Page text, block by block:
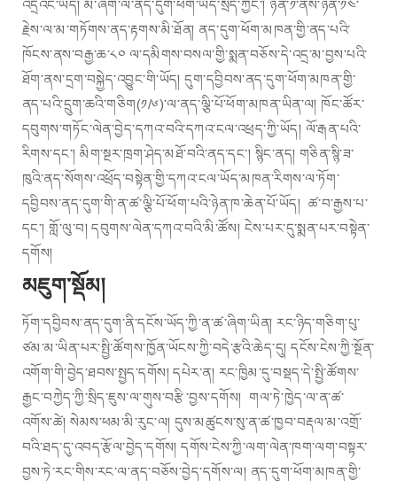
འདྲའང་ཡོད། མི་ཞིག་ལ་ནད་དུག་ཕོག་ཡོད་སྲིད་ཀྱང་། ཉིན་༡་ནས་ཉིན་༡༤་
རྗེས་ལ་མ་གཏོགས་ནད་རྟགས་མི་ཐོན། ནད་དུག་ཕོག་མཁན་གྱི་ནད་པའི་
ཁོངས་ནས་བརྒྱ་ཆ་༨༠ ལ་དམིགས་བསལ་གྱི་སྨན་བཅོས་དེ་འདྲ་མ་བྱས་པའི་
ཐོག་ནས་དྲག་བསྐྱེད་འབྱུང་གི་ཡོད། དུག་དབྱིབས་ནད་དུག་ཕོག་མཁན་གྱི་
ནད་པའི་དྲུག་ཆའི་གཅིག(༡/༦)་ལ་ནད་ལྕི་པོ་ཕོག་མཁན་ཡིན་ལ། ཁོང་ཚོར་
དབུགས་གཏོང་ལེན་བྱེད་དཀའ་བའི་དཀའ་ངལ་འཕྲད་ཀྱི་ཡོད། ལོ་རྒན་པའི་
རིགས་དང་། མིག་སྔར་ཁྲག་ཤེད་མཐོ་བའི་ནད་དང་། སྙིང་ནད། གཅིན་སྙི་ཟ་
ཁུའི་ནད་སོགས་འཕྲོད་བསྟེན་གྱི་དཀའ་ངལ་ཡོད་མཁན་རིགས་ལ་ཏོག་
དབྱིབས་ནད་དུག་གི་ན་ཚ་ལྕི་པོ་ཕོག་པའི་ཉེན་ཁ་ཆེན་པོ་ཡོད། ཚ་བ་རྒྱས་པ་
དང་། གློ་ལུ་བ། དབུགས་ལེན་དཀའ་བའི་མི་ཚོས། ངེས་པར་དུ་སྨན་པར་བསྟེན་
དགོས།
མཇུག་སྡོམ།
ཏོག་དབྱིབས་ནད་དུག་ནི་དངོས་ཡོད་ཀྱི་ན་ཚ་ཞིག་ཡིན། རང་ཉིད་གཅིག་པུ་
ཙམ་མ་ཡིན་པར་སྤྱི་ཚོགས་ཁྱོན་ཡོངས་ཀྱི་བདེ་རྩའི་ཆེད་དུ། དངོས་ངེས་ཀྱི་སྔོན་
འགོག་གི་བྱེད་ཐབས་སྤྱད་དགོས། དཔེར་ན། རང་ཁྱིམ་དུ་བསྡད་དེ་སྤྱི་ཚོགས་
རྒྱང་བཀྱེད་ཀྱི་སྲིད་ཇུས་ལ་གུས་བརྩི་བྱས་དགོས། གལ་ཏེ་ཁྱེད་ལ་ན་ཚ་
འགོས་ཚེ། སེམས་ཕམ་མི་རུང་ལ། དུས་མཚུངས་སུ་ན་ཚ་ཁྱབ་བརྡལ་མ་འགྲོ་
བའི་ཐད་དུ་འབད་རྩོལ་བྱེད་དགོས། དགོས་ངེས་ཀྱི་ལག་ལེན་ཁག་ལག་བསྟར་
བྱས་ཏེ་རང་གིས་རང་ལ་ནད་བཅོས་བྱེད་དགོས་ལ། ནད་དུག་ཕོག་མཁན་གྱི་